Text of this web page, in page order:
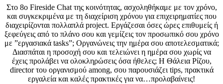
Στο 8ο Fireside Chat της κοινότητας, ασχοληθήκαμε με τον χρόνο,
και συγκεκριμένα με τη διαχείριση χρόνου για επιχειρηματίες που
διαχειρίζονται πολλαπλά project. Εργάζεσαι όσες ώρες επιθυμείς ή
ξεφεύγεις από το πλάνο σου και γεμίζεις τον προσωπικό σου χρόνο
με ”εργασιακά tasks”; Οργανώνεις την ημέρα σου αποτελεσματικά;
Διασπάται η προσοχή σου και τελειώνει η ημέρα σου χωρίς να
έχεις προλάβει να ολοκληρώσεις όσα ήθελες; Η Θάλεια Ρίζου,
director του οργανισμού among, σου παρουσιάζει tips, πρακτικά
εργαλεία και καλές πρακτικές για να…προλαβαίνεις!